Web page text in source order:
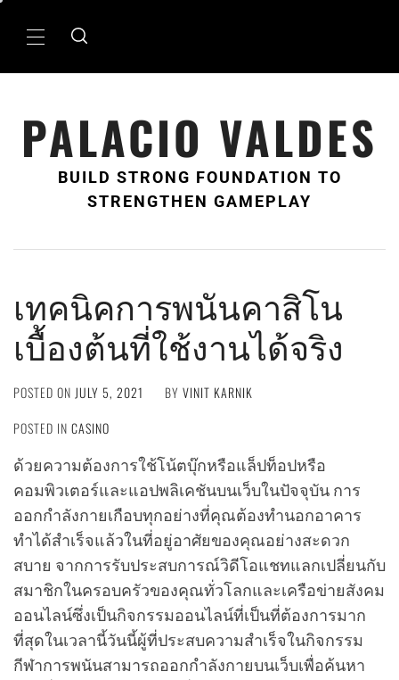
Primary
PALACIO VALDES
BUILD STRONG FOUNDATION TO
STRENGTHEN GAMEPLAY
เทคนิคการพนันคาสิโน
เบื้องต้นที่ใช้งานได้จริง
POSTED ON JULY 5, 2021 BY VINIT KARNIK
POSTED IN CASINO
ด้วยความต้องการใช้โน้ตบุ๊กหรือแล็ปท็อปหรือ
คอมพิวเตอร์และแอปพลิเคชันบนเว็บในปัจจุบัน การ
ออกกำลังกายเกือบทุกอย่างที่คุณต้องทำนอกอาคาร
ทำได้สำเร็จแล้วในที่อยู่อาศัยของคุณอย่างสะดวก
สบาย จากการรับประสบการณ์วิดีโอแชทแลกเปลี่ยนกับ
สมาชิกในครอบครัวของคุณทั่วโลกและเครือข่ายสังคม
ออนไลน์ซึ่งเป็นกิจกรรมออนไลน์ที่เป็นที่ต้องการมาก
ที่สุดในเวลานี้วันนี้ผู้ที่ประสบความสำเร็จในกิจกรรม
กีฬาการพนันสามารถออกกำลังกายบนเว็บเพื่อค้นหา